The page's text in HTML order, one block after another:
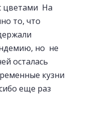
цветами На
то, что
но не
осталась
кузни
еще раз